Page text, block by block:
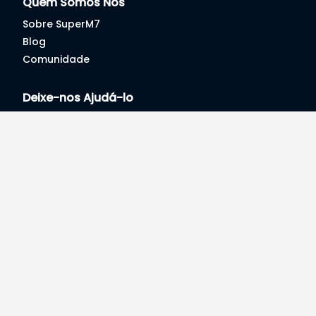
Sobre SuperM7
Blog
Comunidade
Deixe-nos Ajudá-lo